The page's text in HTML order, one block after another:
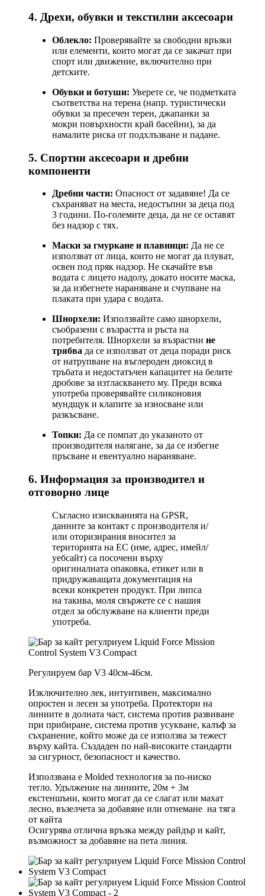
4. Дрехи, обувки и текстилни аксесоари
Облекло: Проверявайте за свободни връзки
или елементи, които могат да се закачат при
спорт или движение, включително при
детските.
Обувки и ботуши: Уверете се, че подметката
съответства на терена (напр. туристически
обувки за пресечен терен, джапанки за
мокри повърхности край басейни), за да
намалите риска от подхлъзване и падане.
5. Спортни аксесоари и дребни
компоненти
Дребни части: Опасност от задавяне! Да се
съхраняват на места, недостъпни за деца под
3 години. По-големите деца, да не се оставят
без надзор с тях.
Маски за гмуркане и плавници: Да не се
използват от лица, които не могат да плуват,
освен под пряк надзор. Не скачайте във
водата с лицето надолу, докато носите маска,
за да избегнете нараняване и счупване на
плаката при удара с водата.
Шнорхели: Използвайте само шнорхели,
съобразени с възрастта и ръста на
потребителя. Шнорхели за възрастни не
трябва да се използват от деца поради риск
от натрупване на въглероден диоксид в
тръбата и недостатъчен капацитет на белите
дробове за изтласкването му. Преди всяка
употреба проверявайте силиконовия
мундщук и клапите за износване или
разкъсване.
Топки: Да се помпат до указаното от
производителя налягане, за да се избегне
пръсване и евентуално нараняване.
6. Информация за производител и
отговорно лице
Съгласно изискванията на GPSR,
данните за контакт с производителя и/
или оторизирания вносител за
територията на ЕС (име, адрес, имейл/
уебсайт) са посочени върху
оригиналната опаковка, етикет или в
придружаващата документация на
всеки конкретен продукт. При липса
на такива, моля свържете се с нашия
отдел за обслужване на клиенти преди
употреба.
Регулируем бар V3 40см-46см.
Изключително лек, интуитивен, максимално
опростен и лесен за употреба. Протектори на
линиите в долната част, система против развиване
при прибиране, система против усукване, калъф за
съхранение, който може да се използва за тежест
върху кайта. Създаден по най-високите стандарти
за сигурност, безопасност и качество.
Използвана е Molded технология за по-ниско
тегло. Удължение на линиите, 20м + 3м
екстеншъни, които могат да се слагат или махат
лесно, възелчета за добавяне или отнемане на тяга
от кайта
Осигурява отлична връзка между райдър и кайт,
възможност за добавяне на пета линия.